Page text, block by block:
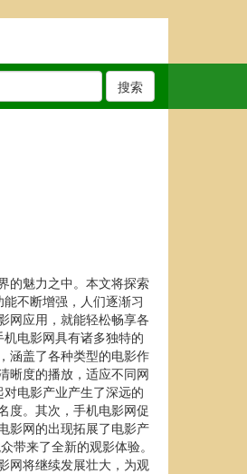
搜索
的魅力之中。本文将探索
不断增强，人们逐渐习
网应用，就能轻松畅享各
电影网具有诸多独特的
涵盖了各种类型的电影作
晰度的播放，适应不同网
电影产业产生了深远的
度。其次，手机电影网促
影网的出现拓展了电影产
带来了全新的观影体验。
网将继续发展壮大，为观